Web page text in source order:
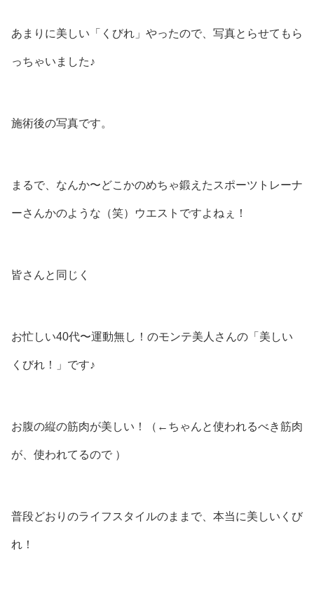
あまりに美しい「くびれ」やったので、写真とらせてもら
っちゃいました♪
施術後の写真です。
まるで、なんか〜どこかのめちゃ鍛えたスポーツトレーナ
ーさんかのような（笑）ウエストですよねぇ！
皆さんと同じく
お忙しい40代〜運動無し！のモンテ美人さんの「美しい
くびれ！」です♪
お腹の縦の筋肉が美しい！（←ちゃんと使われるべき筋肉
が、使われてるので ）
普段どおりのライフスタイルのままで、本当に美しいくび
れ！